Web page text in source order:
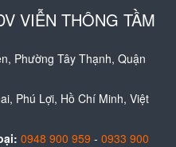
VIỄN THÔNG TẦM
Phường Tây Thạnh, Quận
Phú Lợi, Hồ Chí Minh, Việt
0948 900 959 - 0933 900